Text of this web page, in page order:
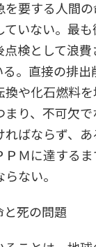
を要する人間
ていない。最
点検として浪
る。直接の排
換や化石燃料
まり、不可欠
ればならず、
ＰＭに達する
ない。
と死の問題